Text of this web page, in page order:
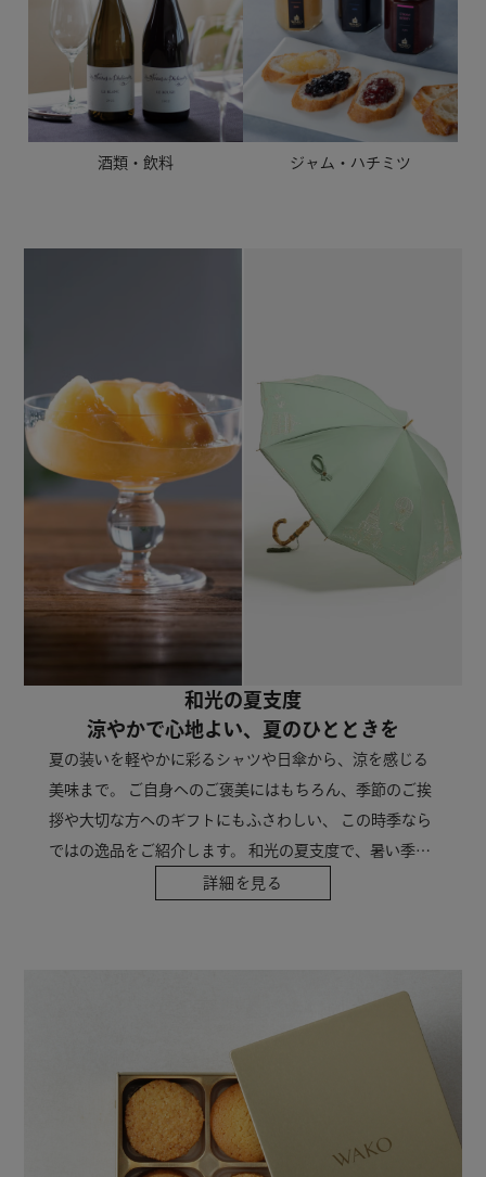
酒類・飲料 ジャム・ハチミツ
和光の夏支度
涼やかで心地よい、夏のひとときを
夏の装いを軽やかに彩るシャツや日傘から、涼を感じる
美味まで。 ご自身へのご褒美にはもちろん、季節のご挨
拶や大切な方へのギフトにもふさわしい、 この時季なら
ではの逸品をご紹介します。 和光の夏支度で、暑い季節
を心地よくお過ごしください。
詳細を見る